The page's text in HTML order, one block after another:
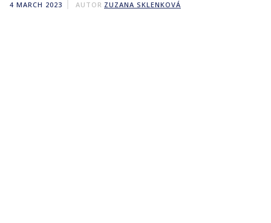
4 MARCH 2023 AUTOR ZUZANA SKLENKOVÁ